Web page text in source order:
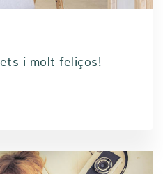
i molt feliços!